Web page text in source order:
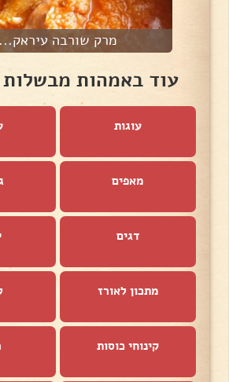
מרק שורבה עיראק...
עוד באמהות
עוגות
מאפים
דגים
מתכון לאורז
קינוחי כוסות